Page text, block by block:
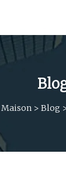
Maison > Blog